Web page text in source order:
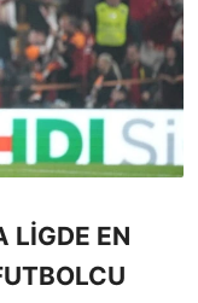
LİGDE EN